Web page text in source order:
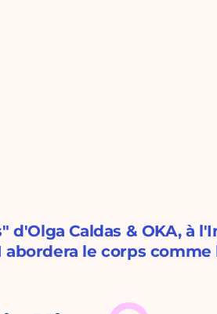
Caldas & OKA, à
abordera le corps comme